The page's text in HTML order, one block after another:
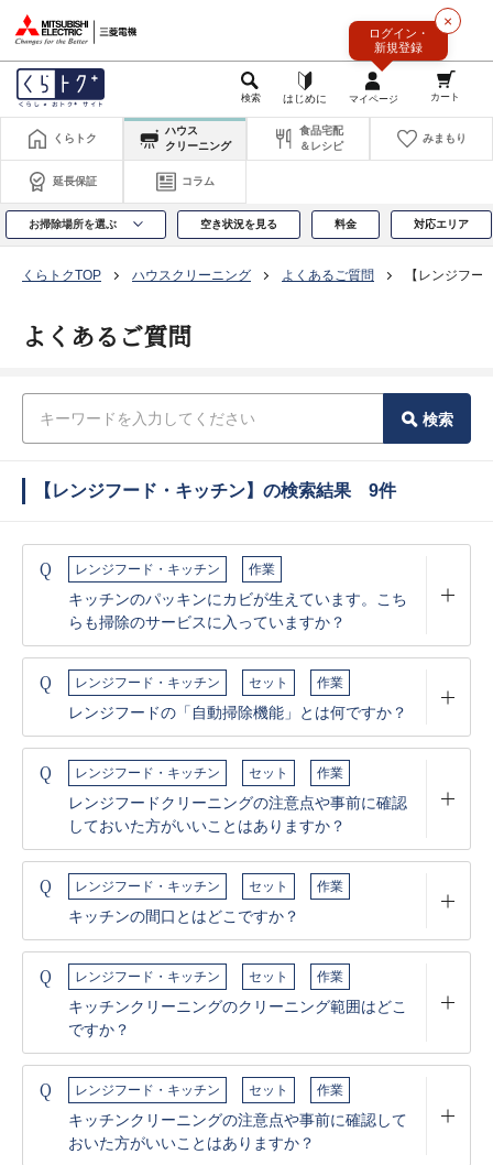
×
ログイン・
新規登録
くらトク
ハウス
クリーニング
食品宅配
＆レシピ
みまもり
延長保証 コラム
お掃除場所を選ぶ 空き状況を見る 料金 対応エリア
くらトクTOP ハウスクリーニング よくあるご質問 【レンジフ
よくあるご質問
検索
【レンジフード・キッチン】の検索結果 9件
Q レンジフード・キッチン 作業
キッチンのパッキンにカビが生えています。こち
らも掃除のサービスに入っていますか？
Q レンジフード・キッチン セット 作業
レンジフードの「自動掃除機能」とは何ですか？
Q レンジフード・キッチン セット 作業
レンジフードクリーニングの注意点や事前に確認
しておいた方がいいことはありますか？
Q レンジフード・キッチン セット 作業
キッチンの間口とはどこですか？
Q レンジフード・キッチン セット 作業
キッチンクリーニングのクリーニング範囲はどこ
ですか？
Q レンジフード・キッチン セット 作業
キッチンクリーニングの注意点や事前に確認して
おいた方がいいことはありますか？